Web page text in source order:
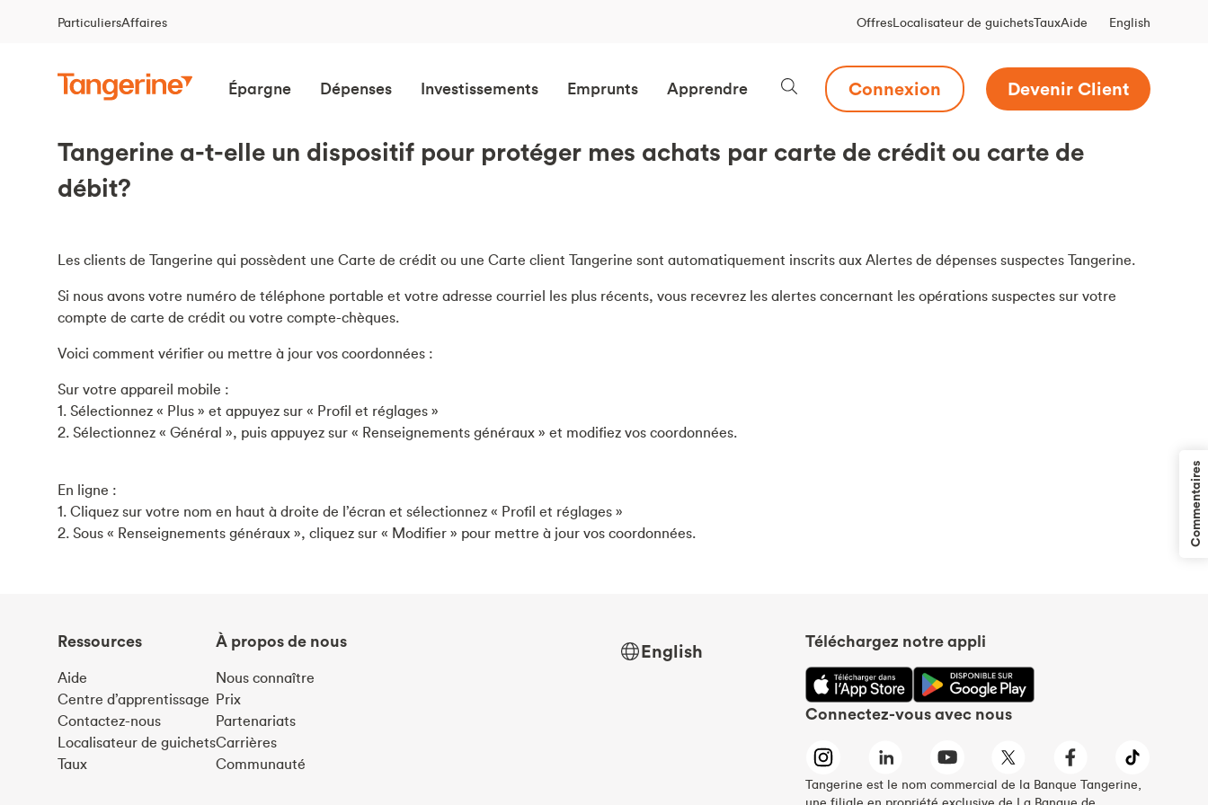
ParticuliersAffaires OffresLocalisateur de guichetsTauxAide English
Épargne Dépenses Investissements Emprunts Apprendre Connexion Devenir Client
Tangerine a-t-elle un dispositif pour protéger mes achats par carte de crédit ou carte de
débit?
Les clients de Tangerine qui possèdent une Carte de crédit ou une Carte client Tangerine sont automatiquement inscrits aux Alertes de dépenses suspectes Tangerine.
Si nous avons votre numéro de téléphone portable et votre adresse courriel les plus récents, vous recevrez les alertes concernant les opérations suspectes sur votre
compte de carte de crédit ou votre compte-chèques.
Voici comment vérifier ou mettre à jour vos coordonnées :
Sur votre appareil mobile :
1. Sélectionnez « Plus » et appuyez sur « Profil et réglages »
2. Sélectionnez « Général », puis appuyez sur « Renseignements généraux » et modifiez vos coordonnées.
En ligne :
1. Cliquez sur votre nom en haut à droite de l’écran et sélectionnez « Profil et réglages »
2. Sous « Renseignements généraux », cliquez sur « Modifier » pour mettre à jour vos coordonnées.
Ressources
Aide
Centre d’apprentissage
Contactez-nous
Localisateur de guichets
Taux
À propos de nous
Nous connaître
Prix
Partenariats
Carrières
Communauté
English Téléchargez notre appli
Connectez-vous avec nous
Tangerine est le nom commercial de la Banque Tangerine,
Commentaires